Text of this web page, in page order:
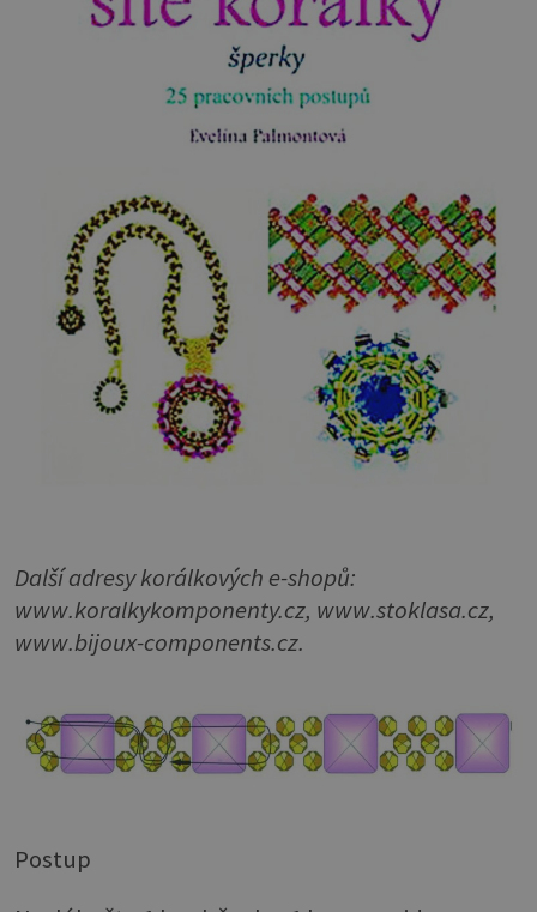
Další adresy korálkových e-shopů:
www.koralkykomponenty.cz, www.stoklasa.cz,
www.bijoux-components.cz.
Postup